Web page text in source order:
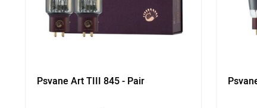
Psvane Art TIII 845 - Pair